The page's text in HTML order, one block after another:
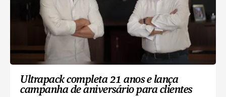
Ultrapack completa 21 anos e lança
campanha de aniversário para clientes